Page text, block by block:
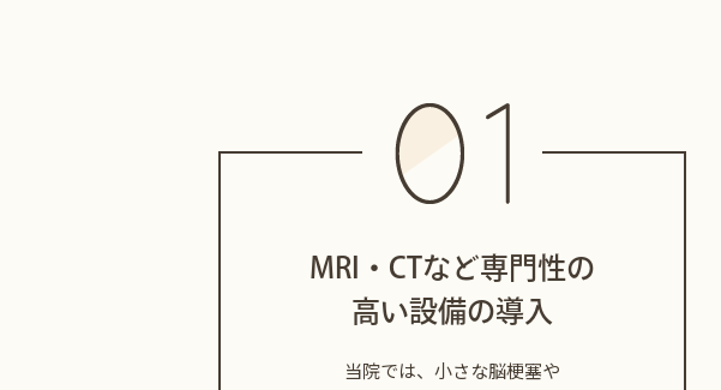
MRI・CTなど専門性の
高い設備の導入
当院では、小さな脳梗塞や